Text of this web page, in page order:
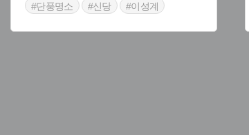
#단풍명소
#신당 #이성계